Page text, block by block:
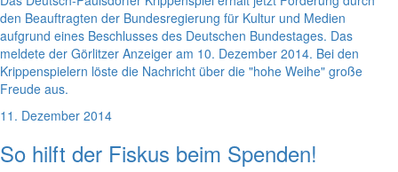
den Beauftragten der Bundesregierung für Kultur und Medien
aufgrund eines Beschlusses des Deutschen Bundestages. Das
meldete der Görlitzer Anzeiger am 10. Dezember 2014. Bei den
Krippenspielern löste die Nachricht über die "hohe Weihe" große
Freude aus.
11. Dezember 2014
So hilft der Fiskus beim Spenden!